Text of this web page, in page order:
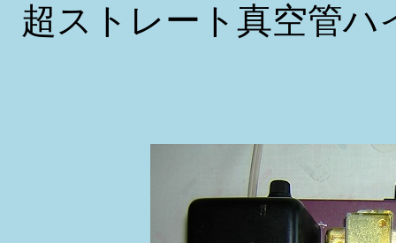
超ストレート真空管